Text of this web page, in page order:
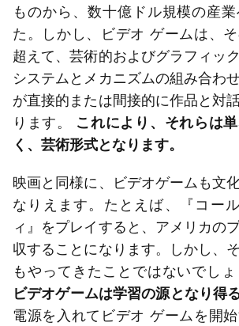
ものから、数十億ドル規模の産
た。しかし、ビデオ ゲームは、
超えて、芸術的およびグラフィッ
システムとメカニズムの組み合わ
が直接的または間接的に作品と対
ります。 これにより、それらは
く、芸術形式となります。
映画と同様に、ビデオゲームも文
なりえます。たとえば、『コー
ィ』をプレイすると、アメリカの
収することになります。しかし、
もやってきたことではないでしょ
ビデオゲームは学習の源となり得
電源を入れてビデオ ゲームを開